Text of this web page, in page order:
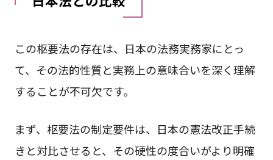
この枢要法の存在は、日本の法務実務家にとっ
て、その法的性質と実務上の意味合いを深く理解
することが不可欠です。
まず、枢要法の制定要件は、日本の憲法改正手続
きと対比させると、その硬性の度合いがより明確